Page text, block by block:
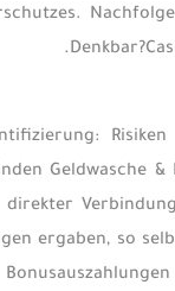
Geldwasche
ergaben, so